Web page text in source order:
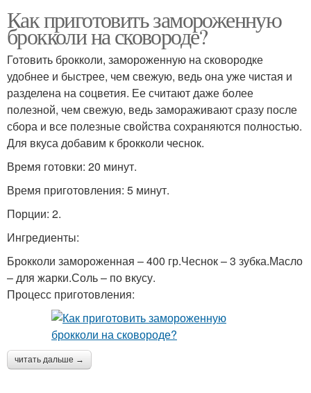
Как приготовить замороженную
брокколи на сковороде?
Готовить брокколи, замороженную на сковородке
удобнее и быстрее, чем свежую, ведь она уже чистая и
разделена на соцветия. Ее считают даже более
полезной, чем свежую, ведь замораживают сразу после
сбора и все полезные свойства сохраняются полностью.
Для вкуса добавим к брокколи чеснок.
Время готовки: 20 минут.
Время приготовления: 5 минут.
Порции: 2.
Ингредиенты:
Брокколи замороженная – 400 гр.Чеснок – 3 зубка.Масло
– для жарки.Соль – по вкусу.
Процесс приготовления:
читать дальше →